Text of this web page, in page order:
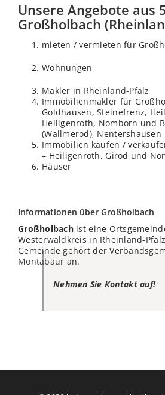
Unsere Angebote aus
Großholbach
mieten / vermieten für
Wohnungen
Makler in Rheinland-Pfalz
Immobilienmakler für
Goldhausen, Steinefrenz,
Heiligenroth, Nomborn und
(Wallmerod), Nentershausen
Immobilien kaufen /
– Heiligenroth, Girod und
Häuser
Informationen über Großholbach
Großholbachist eine
Westerwaldkreis in Rheinland-
Gemeinde gehört der
Montabaur an.
Nehmen Sie Kontakt auf!